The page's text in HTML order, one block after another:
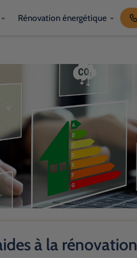
Rénovation énergétique
à la rénovation